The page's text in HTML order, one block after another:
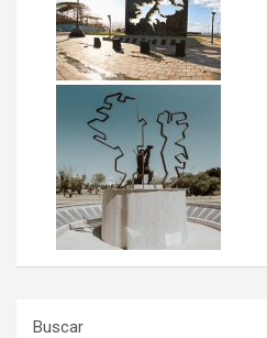
Buscar